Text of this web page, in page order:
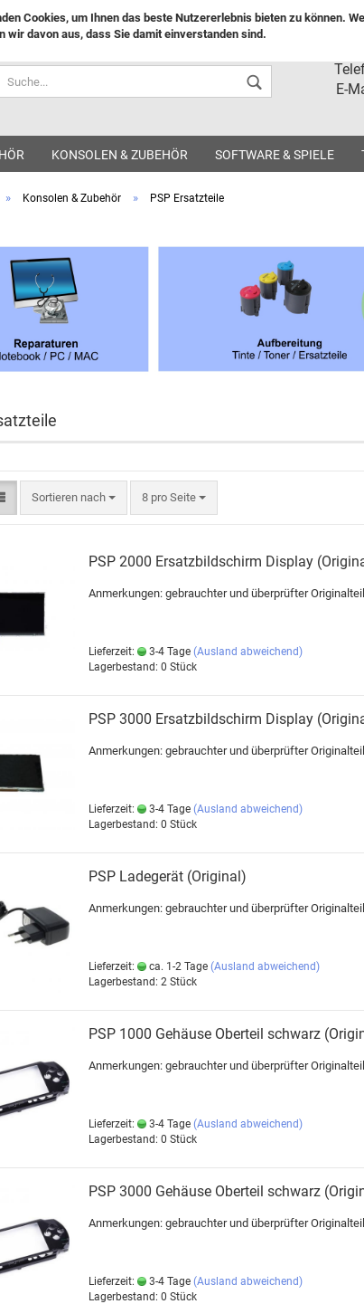
E-
Cookies, um Ihnen das beste Nutzererlebnis bieten zu können.
wir davon aus, dass Sie damit einverstanden sind.
KONSOLEN & ZUBEHÖR SOFTWARE & SPIELE
» Konsolen & Zubehör » PSP Ersatzteile
Sortieren nach 8 pro Seite
PSP 2000 Ersatzbildschirm Display
Anmerkungen: gebrauchter und überprüfter Originalteil
Lieferzeit: 3-4 Tage (Ausland abweichend)
Lagerbestand: 0 Stück
PSP 3000 Ersatzbildschirm Display
Anmerkungen: gebrauchter und überprüfter Originalteil
Lieferzeit: 3-4 Tage (Ausland abweichend)
Lagerbestand: 0 Stück
PSP Ladegerät (Original)
Anmerkungen: gebrauchter und überprüfter Originalteil
Lieferzeit: ca. 1-2 Tage (Ausland abweichend)
Lagerbestand: 2 Stück
PSP 1000 Gehäuse Oberteil schwarz
Anmerkungen: gebrauchter und überprüfter Originalteil
Lieferzeit: 3-4 Tage (Ausland abweichend)
Lagerbestand: 0 Stück
PSP 3000 Gehäuse Oberteil schwarz
Anmerkungen: gebrauchter und überprüfter Originalteil
Lieferzeit: 3-4 Tage (Ausland abweichend)
Lagerbestand: 0 Stück